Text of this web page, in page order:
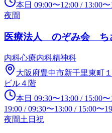
本日 09:00〜12:00 / 13:00〜
夜間
医療法人 のぞみ会 ち
内科心療内科精神科
大阪府豊中市新千里東町
ビル４階
本日 09:30〜13:00 / 15:00〜
19:00 /09:30〜13:00 / 15:00〜
夜間土日祝